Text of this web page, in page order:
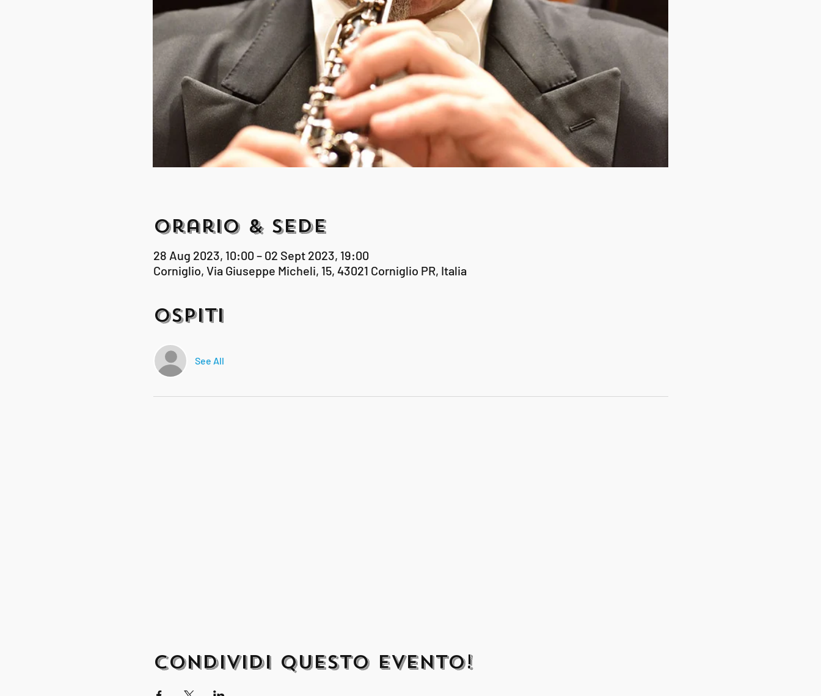
Orario & Sede
28 Aug 2023, 10:00 – 02 Sept 2023, 19:00
Corniglio, Via Giuseppe Micheli, 15, 43021 Corniglio PR, Italia
Ospiti
See All
Condividi questo evento!